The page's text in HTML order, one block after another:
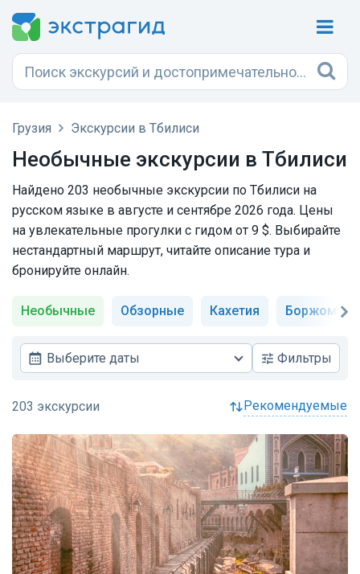
Грузия Экскурсии в Тбилиси
Необычные экскурсии в Тбилиси
Найдено 203 необычные экскурсии по Тбилиси на
русском языке в августе и сентябре 2026 года. Цены
на увлекательные прогулки с гидом от 9 $. Выбирайте
нестандартный маршрут, читайте описание тура и
бронируйте онлайн.
Необычные Обзорные Кахетия Боржоми
Выберите даты Фильтры
рекомендуемые